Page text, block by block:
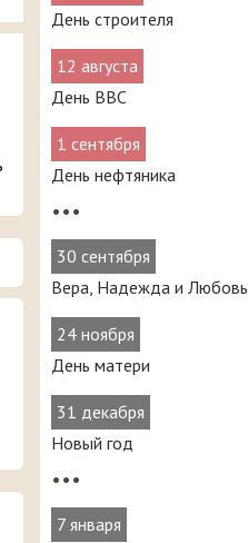
День строителя
12 августа
День ВВС
1 сентября
День нефтяника
•••
30 сентября
Вера, Надежда и Любовь
24 ноября
День матери
31 декабря
Новый год
•••
7 января